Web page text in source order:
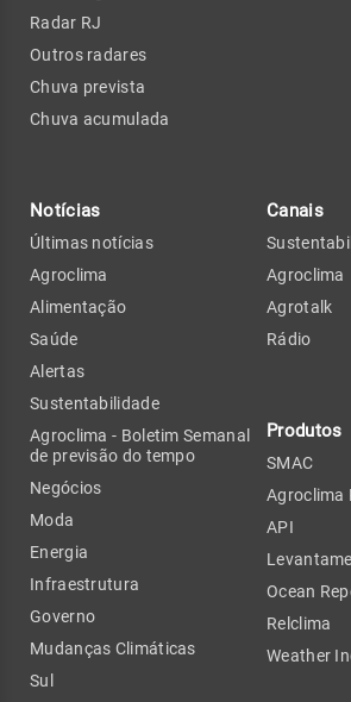
Radar RJ
Outros radares
Chuva prevista
Chuva acumulada
Notícias
Últimas notícias
Agroclima
Alimentação
Saúde
Alertas
Sustentabilidade
Agroclima - Boletim Semanal
de previsão do tempo
Negócios
Moda
Energia
Infraestrutura
Governo
Mudanças Climáticas
Sul
Canais
Agroclima
Agrotalk
Rádio
Produtos
SMAC
Agroclima
API
Ocean
Relclima
Weather